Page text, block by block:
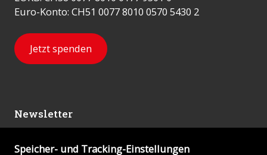
Euro-Konto: CH51 0077 8010 0570 5430 2
Jetzt spenden
Newsletter
Abonnieren
Speicher- und Tracking-Einstellungen